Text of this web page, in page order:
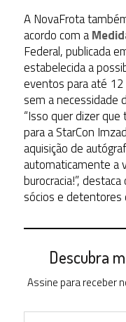
A NovaFrota
acordo com a
Federal, publicada
estabelecida a
eventos para até
sem a necessidade
“Isso quer dizer
para a StarCon
aquisição de
automaticamente a
burocracia!”,
sócios e detentores
Descubra
Assine para receber
Digite seu e-mail…